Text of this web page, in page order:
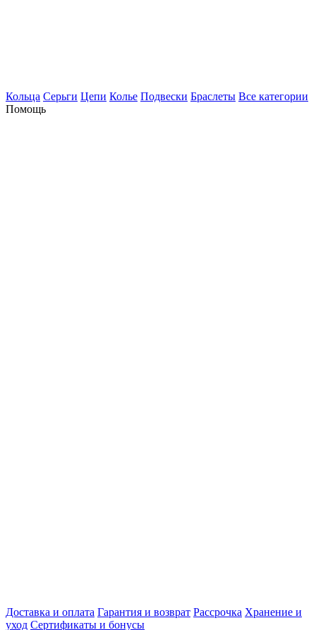
Кольца Серьги Цепи Колье Подвески Браслеты Все категории
Помощь
Доставка и оплата Гарантия и возврат Рассрочка Хранение и
уход Сертификаты и бонусы